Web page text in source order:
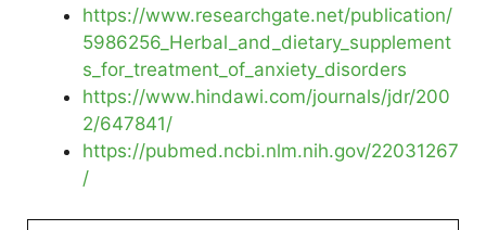
https://www.researchgate.net/publication/
5986256_Herbal_and_dietary_supplement
s_for_treatment_of_anxiety_disorders
https://www.hindawi.com/journals/jdr/200
2/647841/
https://pubmed.ncbi.nlm.nih.gov/22031267
/